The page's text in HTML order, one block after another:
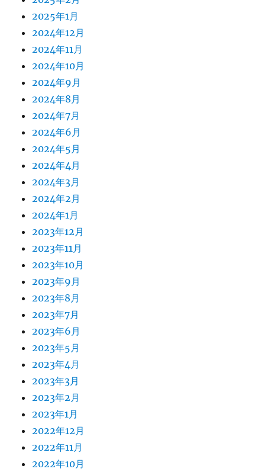
2025年1月
2024年12月
2024年11月
2024年10月
2024年9月
2024年8月
2024年7月
2024年6月
2024年5月
2024年4月
2024年3月
2024年2月
2024年1月
2023年12月
2023年11月
2023年10月
2023年9月
2023年8月
2023年7月
2023年6月
2023年5月
2023年4月
2023年3月
2023年2月
2023年1月
2022年12月
2022年11月
2022年10月